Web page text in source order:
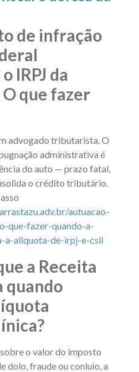
de infração
IRPJ da
que fazer
advogado tributarista. O
administrativa é
do auto — prazo fatal,
o crédito tributário.
autuacao-
que-fazer-quando-a-
a-aliquota-de-irpj-e-csll
a Receita
quando
o valor do imposto
dolo, fraude ou conluio, a